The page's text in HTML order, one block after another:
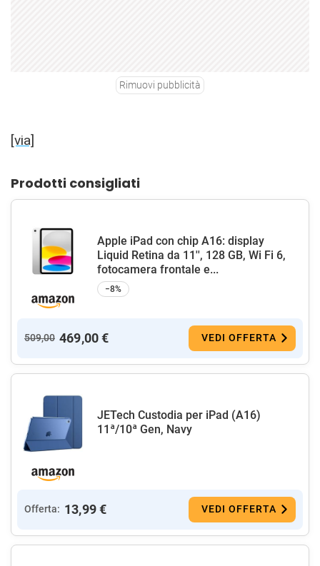
Rimuovi pubblicità
[via]
Prodotti consigliati
Apple iPad con chip A16: display
Liquid Retina da 11'', 128 GB, Wi Fi 6,
fotocamera frontale e...
−8%
509,00 469,00 € VEDI OFFERTA
JETech Custodia per iPad (A16)
11ª/10ª Gen, Navy
Offerta: 13,99 € VEDI OFFERTA